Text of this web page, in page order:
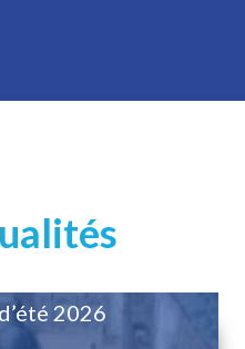
2026